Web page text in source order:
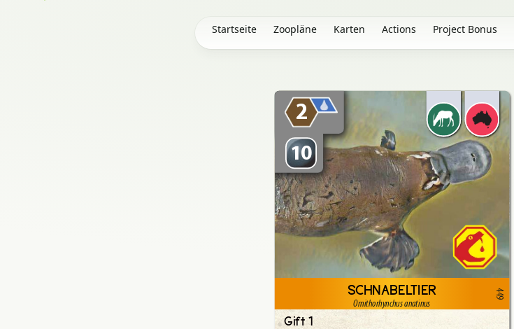
Startseite Zoopläne Karten Actions Project Bonus
2
10
449
SCHNABELTIER
Ornithorhynchus anatinus
Gift 1